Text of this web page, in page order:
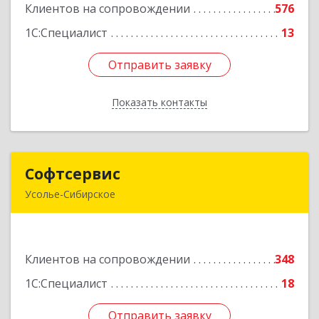
Клиентов на сопровождении
576
1С:Специалист
13
Отправить заявку
Показать контакты
Подробнее
Отправить заявку
Назад
Софтсервис
Усолье-Сибирское
Клиентов на сопровождении
348
1С:Специалист
18
Отправить заявку
Подробнее
Отправить заявку